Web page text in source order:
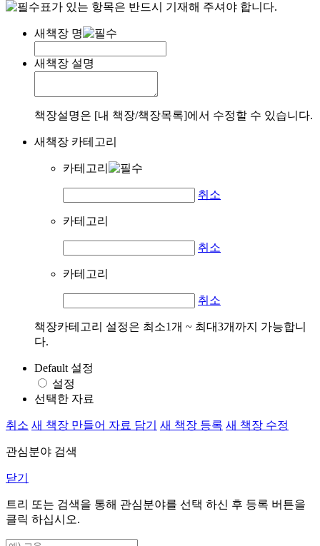
표가 있는 항목은 반드시 기재해 주셔야 합니다.
새책장 명
새책장 설명
책장설명은 [내 책장/책장목록]에서 수정할 수 있습니다.
새책장 카테고리
카테고리
취소
카테고리
취소
카테고리
취소
책장카테고리 설정은 최소1개 ~ 최대3개까지 가능합니
다.
Default 설정
설정
선택한 자료
취소 새 책장 만들어 자료 담기 새 책장 등록 새 책장 수정
관심분야 검색
닫기
트리 또는 검색을 통해 관심분야를 선택 하신 후 등록 버튼을
클릭 하십시오.